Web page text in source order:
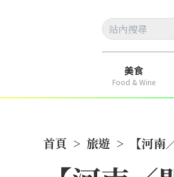
美食
Food & Wine
首頁 > 旅遊 > 【河